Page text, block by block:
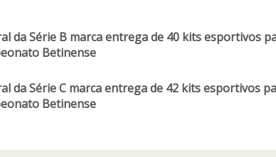
da Série B marca entrega de 40 kits esportivos
Betinense
da Série C marca entrega de 42 kits esportivos
Betinense